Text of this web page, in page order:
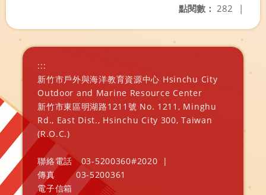
點閱數： 282 |
:::
新竹市戶外與海洋教育資源中心 Hsinchu City
Outdoor and Marine Resource Center
新竹市東區明湖路1211號 No. 1211, Minghu
Rd., East Dist., Hsinchu City 300, Taiwan
(R.O.C.)
聯絡電話 03-5200360#2020
|
傳真
03-5200361
電子信箱